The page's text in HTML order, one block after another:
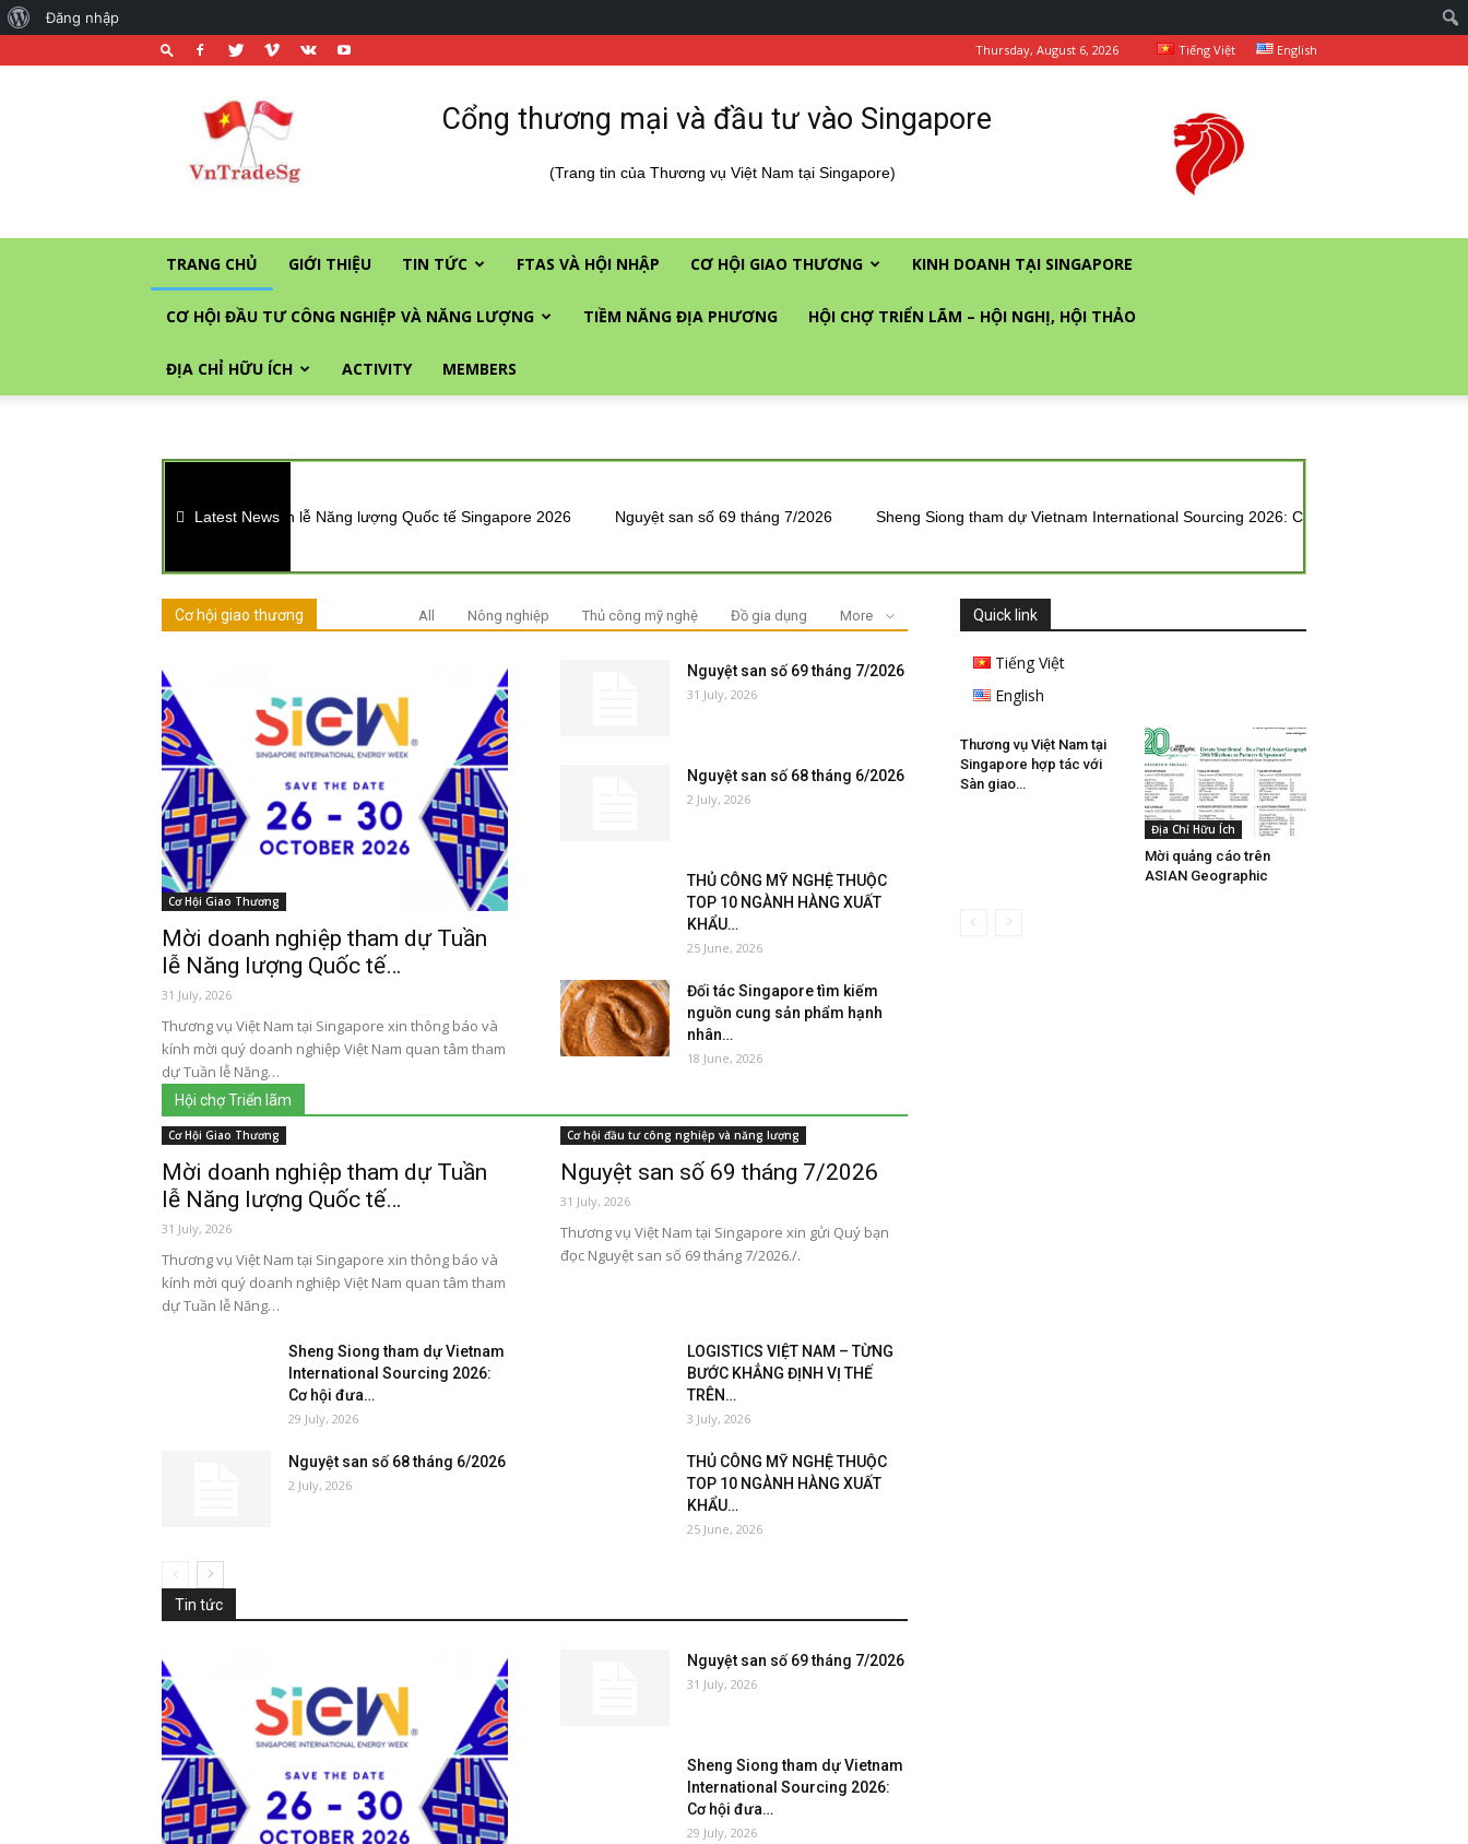
Thursday, August 6, 2026 Tiếng Việt English
Cổng
thương
mại
đầu
tư
Cổng thương mại và đầu tư vào Singapore
(Trang tin của Thương vụ Việt Nam tại Singapore)
TRANG CHỦ GIỚI THIỆU TIN TỨC FTAS VÀ HỘI NHẬP CƠ HỘI GIAO THƯƠNG KINH DOANH TẠI SINGAPORE
CƠ HỘI ĐẦU TƯ CÔNG NGHIỆP VÀ NĂNG LƯỢNG TIỀM NĂNG ĐỊA PHƯƠNG HỘI CHỢ TRIỂN LÃM – HỘI NGHỊ, HỘI THẢO
ĐỊA CHỈ HỮU ÍCH ACTIVITY MEMBERS
Latest News
Mời doanh nghiệp tham dự Tuần lễ Năng lượng Quốc tế Singapore 2026 Nguyệt san số 69 tháng 7/2026 Sheng Siong tham dự Vietnam International Sourcing 2026: Cơ hội đưa gạo và thực
Cơ hội giao thương All Nông nghiệp Thủ công mỹ nghệ Đồ gia dụng More
Cơ Hội Giao Thương
Mời doanh nghiệp tham dự Tuần
lễ Năng lượng Quốc tế…
31 July, 2026
Thương vụ Việt Nam tại Singapore xin thông báo và
kính mời quý doanh nghiệp Việt Nam quan tâm tham
dự Tuần lễ Năng…
Nguyệt san số 69 tháng 7/2026
31 July, 2026
Nguyệt san số 68 tháng 6/2026
2 July, 2026
THỦ CÔNG MỸ NGHỆ THUỘC
TOP 10 NGÀNH HÀNG XUẤT
KHẨU…
25 June, 2026
Đối tác Singapore tìm kiếm
nguồn cung sản phẩm hạnh
nhân…
18 June, 2026
Hội chợ Triển lãm
Cơ Hội Giao Thương
Mời doanh nghiệp tham dự Tuần
lễ Năng lượng Quốc tế…
31 July, 2026
Thương vụ Việt Nam tại Singapore xin thông báo và
kính mời quý doanh nghiệp Việt Nam quan tâm tham
dự Tuần lễ Năng…
Cơ hội đầu tư công nghiệp và năng lượng
Nguyệt san số 69 tháng 7/2026
31 July, 2026
Thương vụ Việt Nam tại Singapore xin gửi Quý bạn
đọc Nguyệt san số 69 tháng 7/2026./.
Sheng Siong tham dự Vietnam
International Sourcing 2026:
Cơ hội đưa…
29 July, 2026
LOGISTICS VIỆT NAM – TỪNG
BƯỚC KHẲNG ĐỊNH VỊ THẾ
TRÊN…
3 July, 2026
Nguyệt san số 68 tháng 6/2026
2 July, 2026
THỦ CÔNG MỸ NGHỆ THUỘC
TOP 10 NGÀNH HÀNG XUẤT
KHẨU…
25 June, 2026
Tin tức
Nguyệt san số 69 tháng 7/2026
31 July, 2026
Sheng Siong tham dự Vietnam
International Sourcing 2026:
Cơ hội đưa…
29 July, 2026
Quick link
Tiếng Việt
English
Thương vụ Việt Nam tại
Singapore hợp tác với
Sàn giao…
Địa Chỉ Hữu Ích
Mời quảng cáo trên
ASIAN Geographic
Đăng nhập